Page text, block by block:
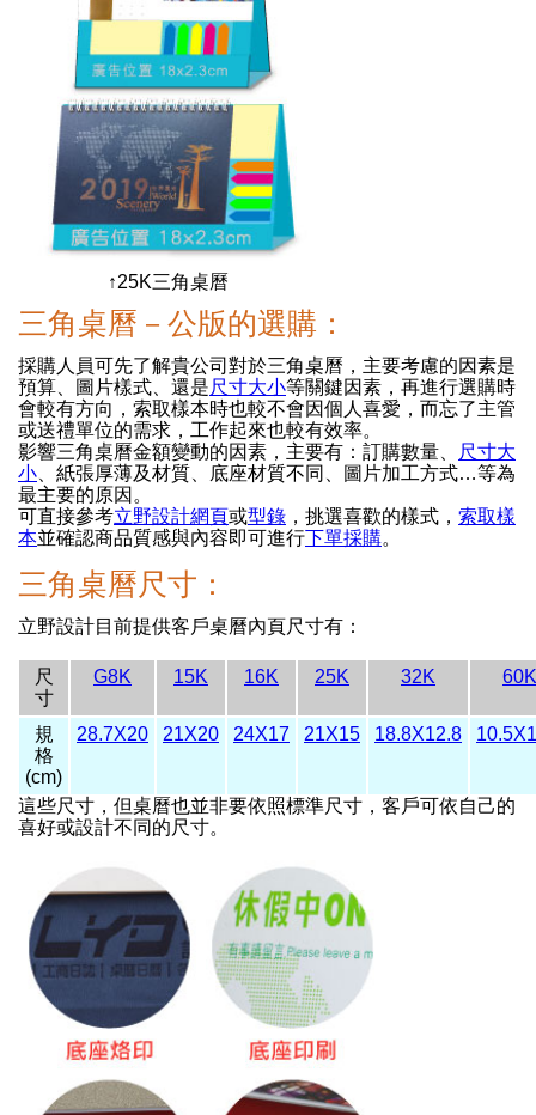
↑25K三角桌曆
三角桌曆－公版的選購：
採購人員可先了解貴公司對於三角桌曆，主要考慮的因素是
預算、圖片樣式、還是尺寸大小等關鍵因素，再進行選購時
會較有方向，索取樣本時也較不會因個人喜愛，而忘了主管
或送禮單位的需求，工作起來也較有效率。
影響三角桌曆金額變動的因素，主要有：訂購數量、
尺寸大
小、紙張厚薄及材質、底座材質不同、圖片加工方式…等為
最主要的原因。
可直接參考立野設計網頁或型錄 ，挑選喜歡的樣式， 索取樣
本並確認商品質感與內容即可進行 下單採購。
三角桌曆尺寸：
立野設計目前提供客戶桌曆內頁尺寸有：
尺
寸
G8K 15K 16K 25K 32K 60K
規
格
(cm)
28.7X20 21X20 24X17 21X15 18.8X12.8
這些尺寸，但桌曆也並非要依照標準尺寸，客戶可依自己的
喜好或設計不同的尺寸。